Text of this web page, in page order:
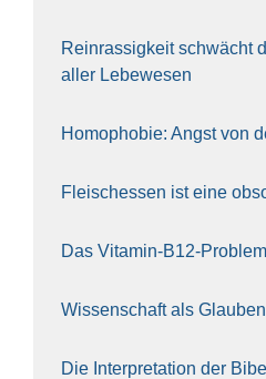
Rein­ras­sig­keit schwächt
aller Lebe­we­sen
Homo­pho­bie: Angst von
Fleisch­essen ist eine
Das Vit­amin-B12-Pro­blem
Wis­sen­schaft als
Die Inter­pre­ta­ti­on der